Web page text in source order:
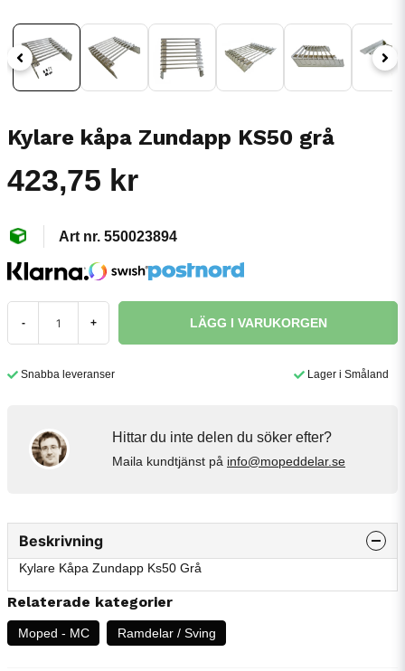
Kylare kåpa Zundapp KS50 grå
423,75 kr
550023894
- + LÄGG I VARUKORGEN
Snabba leveranser Lager i Småland
Hittar du inte delen du söker efter?
Maila kundtjänst på info@mopeddelar.se
Beskrivning
Kylare Kåpa Zundapp Ks50 Grå
Relaterade kategorier
Moped - MC Ramdelar / Sving